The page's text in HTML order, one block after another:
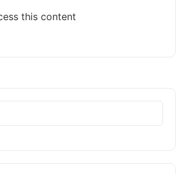
this content